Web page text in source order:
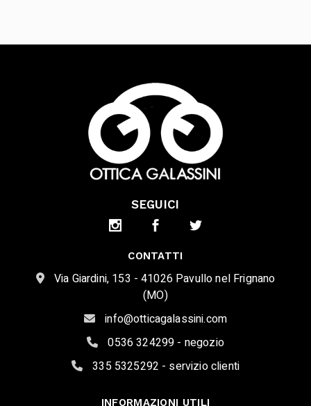
SEGUICI
CONTATTI
Via Giardini, 153 - 41026 Pavullo nel Frignano
(MO)
info@otticagalassini.com
0536 324299 - negozio
335 5325292 - servizio clienti
INFORMAZIONI UTILI